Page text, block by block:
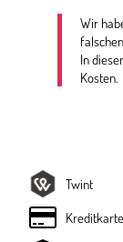
Wir
In
Kosten.
Twint
Kreditkarte